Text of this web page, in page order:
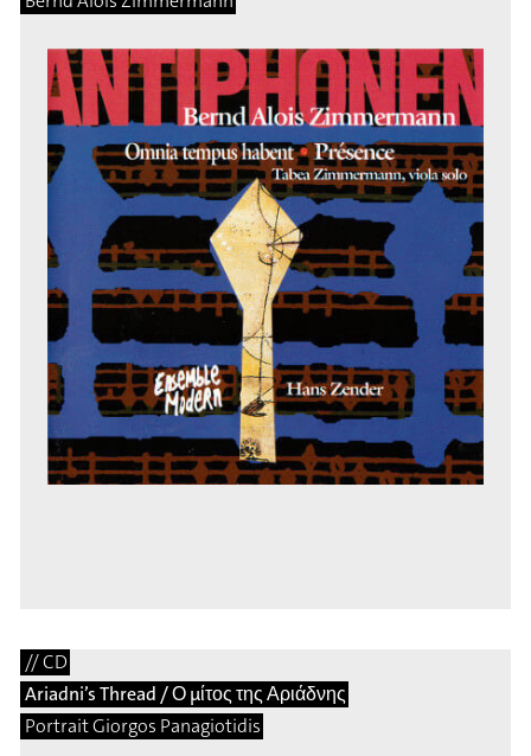
// CD
Ariadni’s Thread / Ο μίτος της Αριάδνης
Portrait Giorgos Panagiotidis